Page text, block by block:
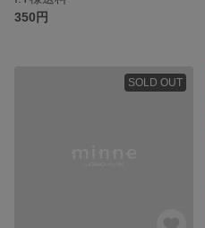
350円
SOLD OUT